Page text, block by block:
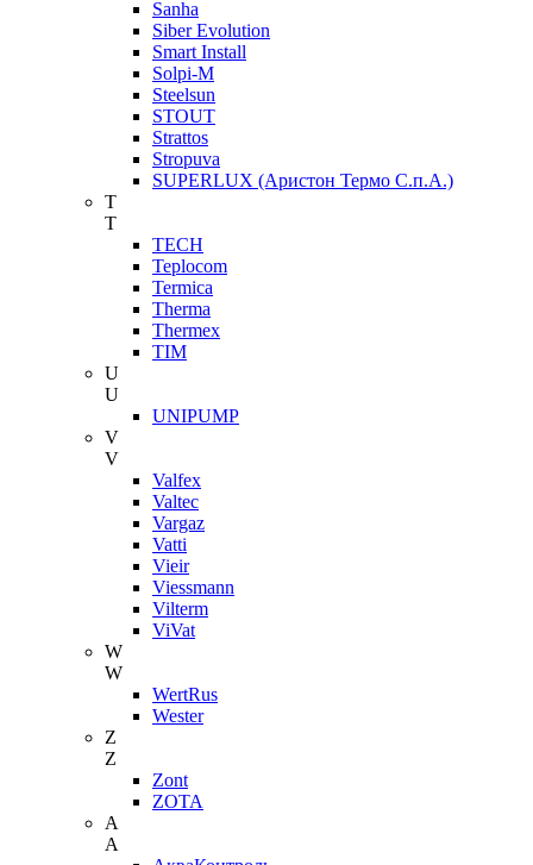
Sanha
Siber Evolution
Smart Install
Solpi-M
Steelsun
STOUT
Strattos
Stropuva
SUPERLUX (Аристон Термо С.п.А.)
T
T
TECH
Teplocom
Termica
Therma
Thermex
TIM
U
U
UNIPUMP
V
V
Valfex
Valtec
Vargaz
Vatti
Vieir
Viessmann
Vilterm
ViVat
W
W
WertRus
Wester
Z
Z
Zont
ZOTA
А
А